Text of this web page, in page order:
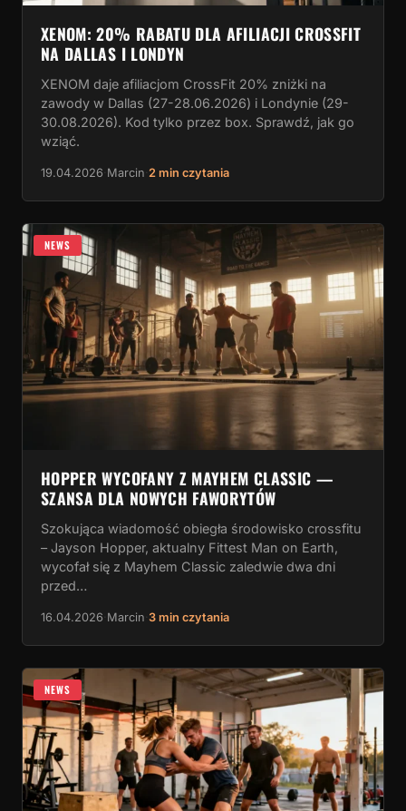
XENOM: 20% RABATU DLA AFILIACJI CROSSFIT
NA DALLAS I LONDYN
XENOM daje afiliacjom CrossFit 20% zniżki na
zawody w Dallas (27-28.06.2026) i Londynie (29-
30.08.2026). Kod tylko przez box. Sprawdź, jak go
wziąć.
19.04.2026 Marcin 2 min czytania
NEWS
HOPPER WYCOFANY Z MAYHEM CLASSIC —
SZANSA DLA NOWYCH FAWORYTÓW
Szokująca wiadomość obiegła środowisko crossfitu
– Jayson Hopper, aktualny Fittest Man on Earth,
wycofał się z Mayhem Classic zaledwie dwa dni
przed…
16.04.2026 Marcin 3 min czytania
NEWS